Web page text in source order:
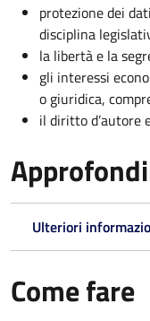
protezione dei
disciplina
la libertà e la
gli interessi
o giuridica,
il diritto d’autore
Ulteriori
Come fare